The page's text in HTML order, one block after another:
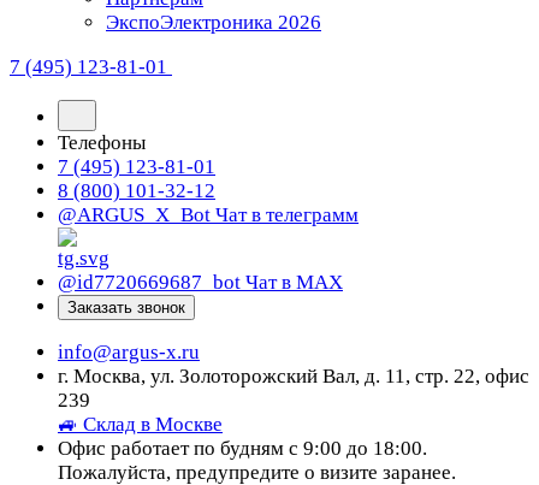
ЭкспоЭлектроника 2026
7 (495) 123-81-01
Телефоны
7 (495) 123-81-01
8 (800) 101-32-12
@ARGUS_X_Bot Чат в телеграмм
@id7720669687_bot Чат в МАХ
Заказать звонок
info@argus-x.ru
г. Москва, ул. Золоторожский Вал, д. 11, стр. 22, офис
239
🚙 Склад в Москве
Офис работает по будням с 9:00 до 18:00.
Пожалуйста, предупредите о визите заранее.